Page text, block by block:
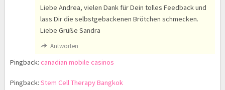
Liebe Andrea, vielen Dank für Dein tolles Feedback und
lass Dir die selbstgebackenen Brötchen schmecken.
Liebe Grüße Sandra
Antworten
Pingback: canadian mobile casinos
Pingback: Stem Cell Therapy Bangkok